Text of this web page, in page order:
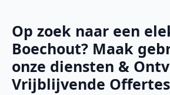
Op zoek naar een
Boechout? Maak
onze diensten &
Vrijblijvende Offertes